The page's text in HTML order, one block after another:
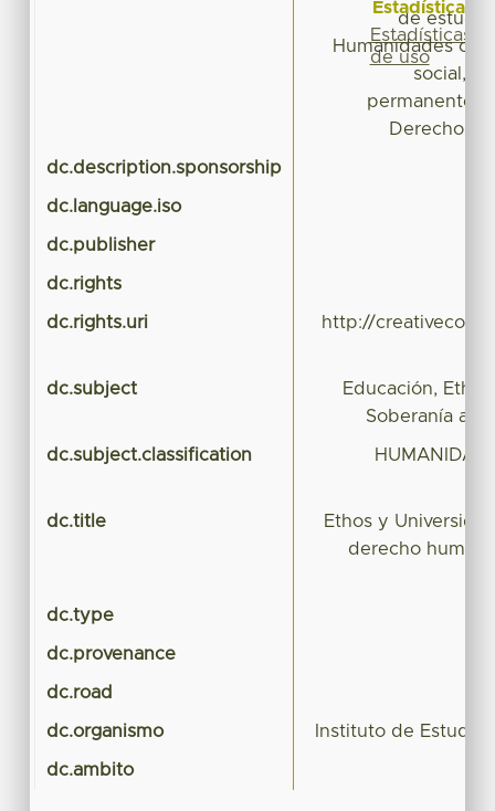
de
Humanidades
social,
permanente
Derechos
dc.description.sponsorship
dc.language.iso
dc.publisher
dc.rights
dc.rights.uri http://
dc.subject
Educación,
Soberanía
dc.subject.classification
dc.title
Ethos y
derecho
dc.type
dc.provenance
dc.road
dc.organismo Instituto de
dc.ambito
Estadísticas
Estadísticas
de uso